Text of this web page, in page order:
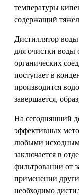
температуры
содержащий
Дистиллятор
для очистки воды
органических
поступает в
производится
завершается,
На сегодняшний
эффективных
любыми
заключается в
фильтровании от
применении
необходимо